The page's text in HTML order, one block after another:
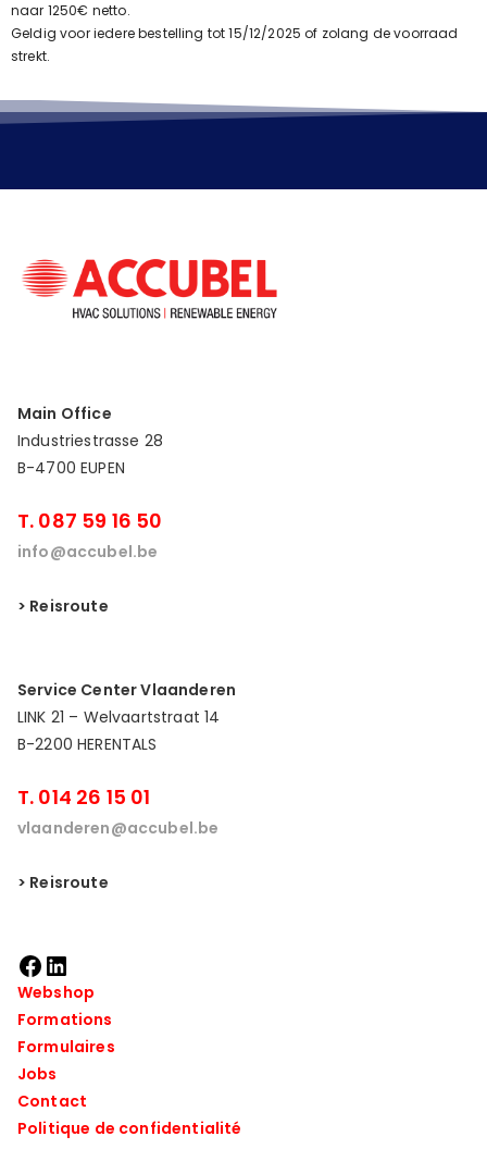
naar 1250€ netto.
Geldig voor iedere bestelling tot 15/12/2025 of zolang de voorraad
strekt.
Main Office
Industriestrasse 28
B-4700 EUPEN
T. 087 59 16 50
info@accubel.be
> Reisroute
Service Center Vlaanderen
LINK 21 – Welvaartstraat 14
B-2200 HERENTALS
T. 014 26 15 01
vlaanderen@accubel.be
> Reisroute
Webshop
Formations
Formulaires
Jobs
Contact
Politique de confidentialité